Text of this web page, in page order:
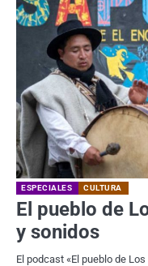
ESPECIALES CULTURA
El pueblo de
y sonidos
El podcast «El pueblo de